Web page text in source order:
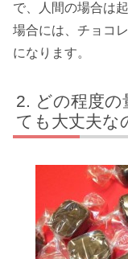
で、人間の場合は
場合には、チョコ
になります。
どの程度
ても大丈夫な